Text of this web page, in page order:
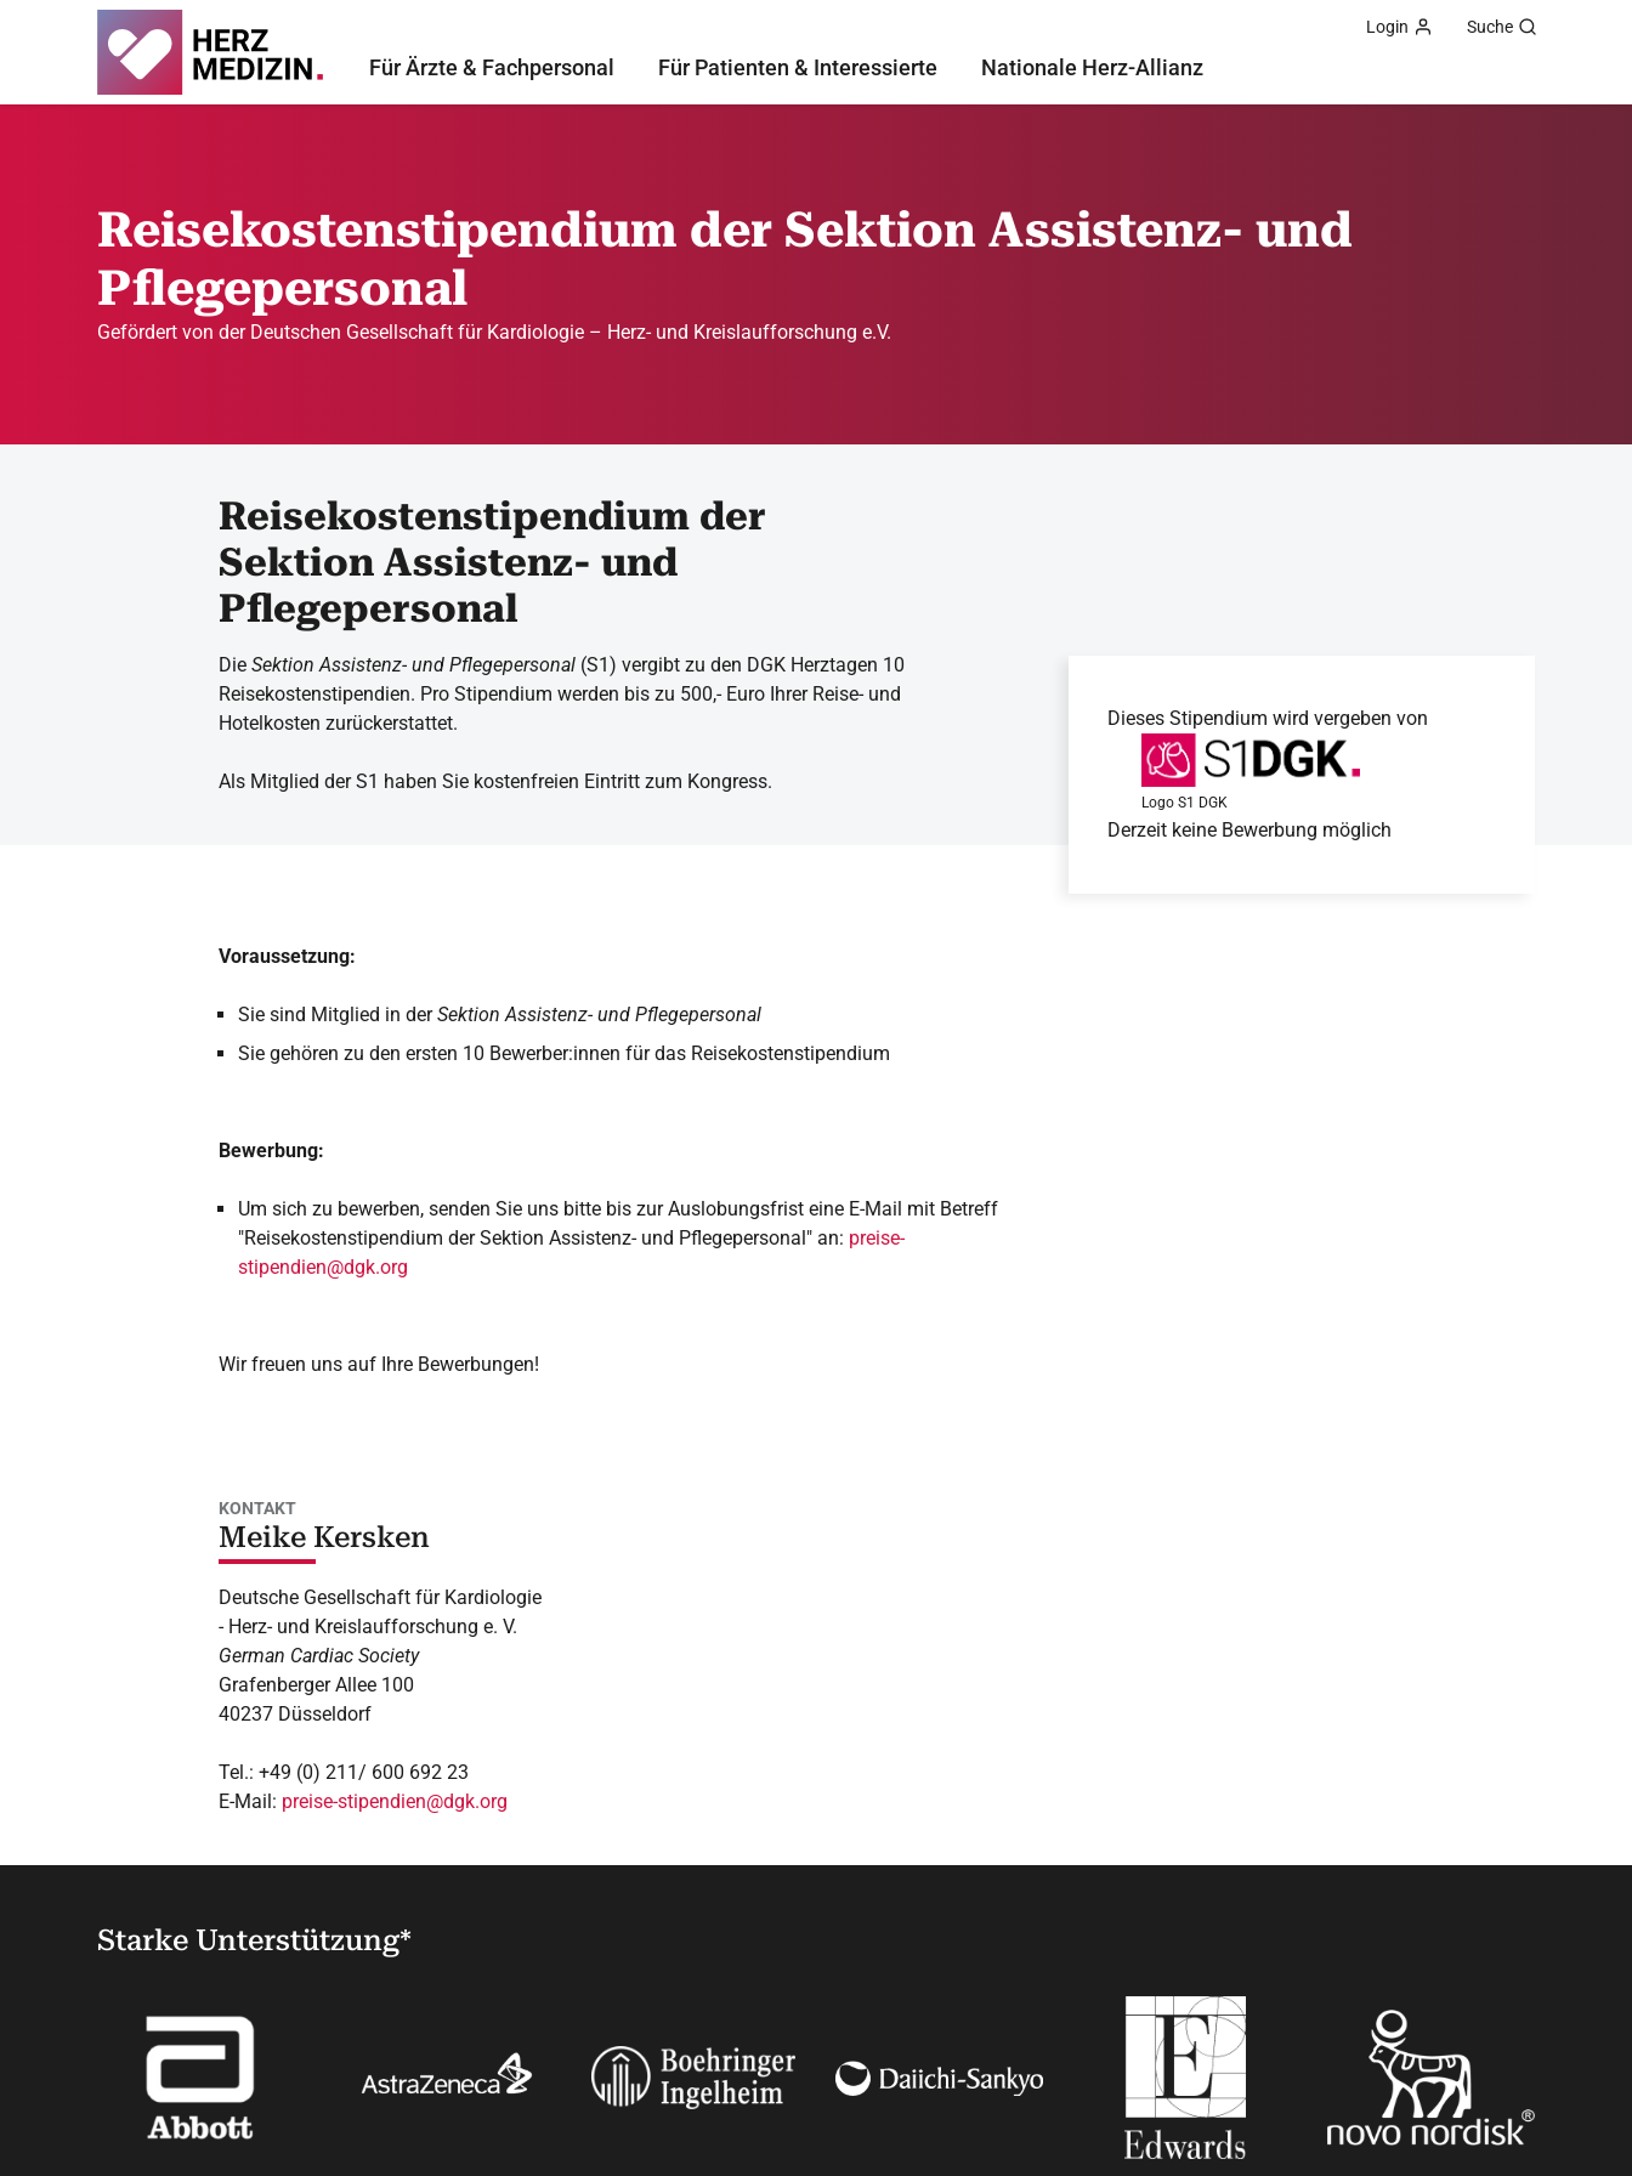
Für Ärzte & Fachpersonal Für Patienten & Interessierte Nationale Herz-Allianz
Login Suche
Reisekostenstipendium der Sektion Assistenz- und
Pflegepersonal
Gefördert von der Deutschen Gesellschaft für Kardiologie – Herz- und Kreislaufforschung e.V.
Reisekostenstipendium der
Sektion Assistenz- und
Pflegepersonal
Die Sektion Assistenz- und Pflegepersonal (S1) vergibt zu den DGK Herztagen 10
Reisekostenstipendien. Pro Stipendium werden bis zu 500,- Euro Ihrer Reise- und
Hotelkosten zurückerstattet.
Als Mitglied der S1 haben Sie kostenfreien Eintritt zum Kongress.
Dieses Stipendium wird vergeben von
Logo S1 DGK
Derzeit keine Bewerbung möglich
Voraussetzung:
Sie sind Mitglied in derSektion Assistenz- und Pflegepersonal
Sie gehören zu den ersten 10 Bewerber:innen für das Reisekostenstipendium
Bewerbung:
Um sich zu bewerben, senden Sie uns bitte bis zur Auslobungsfrist eine E-Mail mit Betreff
"Reisekostenstipendium der Sektion Assistenz- und Pflegepersonal" an: preise-
stipendien@dgk.org
Wir freuen uns auf Ihre Bewerbungen!
KONTAKT
Meike Kersken
Deutsche Gesellschaft für Kardiologie
- Herz- und Kreislaufforschung e. V.
German Cardiac Society
Grafenberger Allee 100
40237 Düsseldorf
Tel.: +49 (0) 211/ 600 692 23
E-Mail: preise-stipendien@dgk.org
Starke Unterstützung*